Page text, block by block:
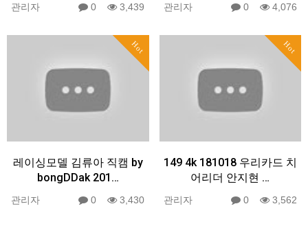
관리자 0 3,439 관리자 0 4,076
Hot
레이싱모델 김류아 직캠 by
bongDDak 201…
관리자 0 3,430
Hot
149 4k 181018 우리카드 치
어리더 안지현 …
관리자 0 3,562